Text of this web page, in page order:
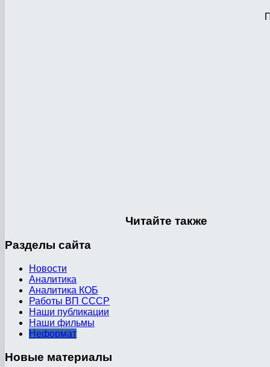
Читайте также
Разделы сайта
Новости
Аналитика
Аналитика КОБ
Работы ВП СССР
Наши публикации
Наши фильмы
Неформат
Новые материалы